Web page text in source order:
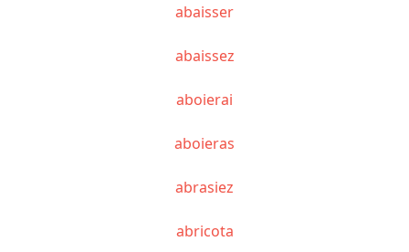
abaisser
abaissez
aboierai
aboieras
abrasiez
abricota